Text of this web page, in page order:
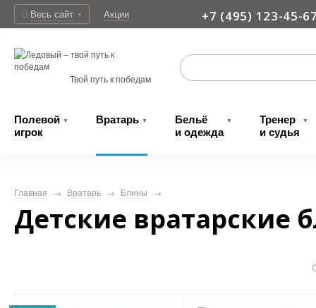
Весь сайт ▼
Акции
+7 (495) 123-45-
Твой путь к победам
Полевой
игрок
▼ Вратарь ▼
Бельё
и одежда
▼
Тренер
и судья
▼
Главная → Вратарь → Блины →
Детские вратарские